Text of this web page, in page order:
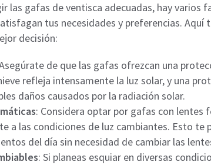
las gafas de ventisca adecuadas, hay varios
tus necesidades y preferencias. Aquí
decisión:
de que las gafas ofrezcan una
refleja intensamente la luz solar, y una
daños causados por la radiación solar.
: Considera optar por gafas con lentes
a las condiciones de luz cambiantes. Esto
del día sin necesidad de cambiar las
: Si planeas esquiar en diversas